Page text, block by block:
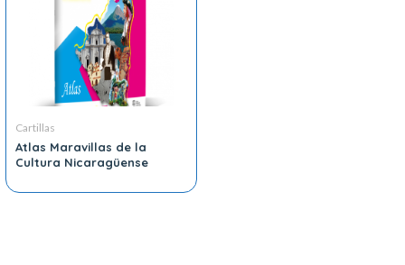
Cartillas
Atlas Maravillas de la
Cultura Nicaragüense